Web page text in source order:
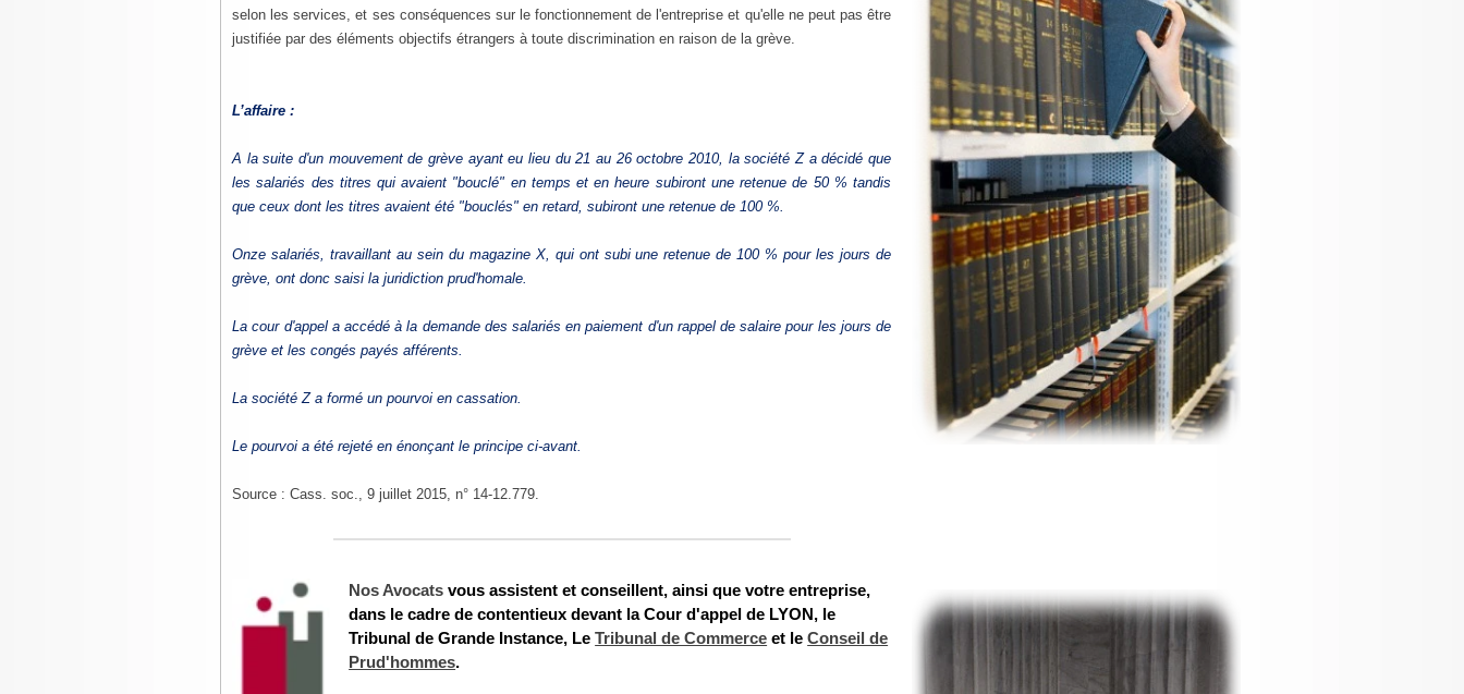
selon les services, et ses conséquences sur le fonctionnement de l'entreprise et qu'elle ne peut pas être
justifiée par des éléments objectifs étrangers à toute discrimination en raison de la grève.
L’affaire :
A la suite d'un mouvement de grève ayant eu lieu du 21 au 26 octobre 2010, la société Z a décidé que
les salariés des titres qui avaient "bouclé" en temps et en heure subiront une retenue de 50 % tandis
que ceux dont les titres avaient été "bouclés" en retard, subiront une retenue de 100 %.
Onze salariés, travaillant au sein du magazine X, qui ont subi une retenue de 100 % pour les jours de
grève, ont donc saisi la juridiction prud'homale.
La cour d'appel a accédé à la demande des salariés en paiement d'un rappel de salaire pour les jours de
grève et les congés payés afférents.
La société Z a formé un pourvoi en cassation.
Le pourvoi a été rejeté en énonçant le principe ci-avant.
Source : Cass. soc., 9 juillet 2015, n° 14-12.779.
Nos Avocats vous assistent et conseillent, ainsi que votre entreprise,
dans le cadre de contentieux devant la Cour d'appel de LYON, le
Tribunal de Grande Instance, LeTribunal de Commerce et leConseil de
Prud'hommes.